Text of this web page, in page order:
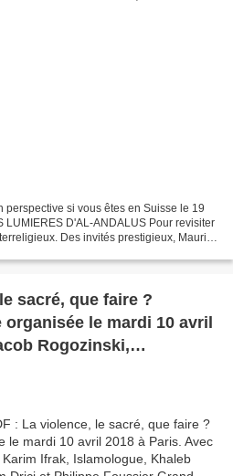
si vous êtes en Suisse le 19
LUMIERES D'AL-ANDALUS Pour revisiter
Des invités prestigieux, Maurice
sacré, que faire ?
le mardi 10 avril
Rogozinski,
Islamologue, Khaleb
Brahim Drici et Philippe